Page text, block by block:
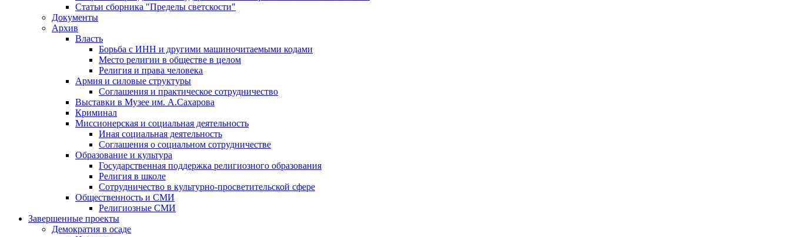
Статьи сборника "Пределы светскости"
Документы
Архив
Власть
Борьба с ИНН и другими машиночитаемыми кодами
Место религии в обществе в целом
Религия и права человека
Армия и силовые структуры
Соглашения и практическое сотрудничество
Выставки в Музее им. А.Сахарова
Криминал
Миссионерская и социальная деятельность
Иная социальная деятельность
Соглашения о социальном сотрудничестве
Образование и культура
Государственная поддержка религиозного образования
Религия в школе
Сотрудничество в культурно-просветительской сфере
Общественность и СМИ
Религиозные СМИ
Завершенные проекты
Демократия в осаде